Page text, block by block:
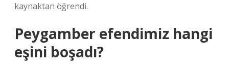
kaynaktan öğrendi.
Peygamber efendimiz hangi
eşini boşadı?